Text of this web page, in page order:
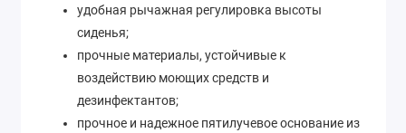
удобная рычажная регулировка высоты
сиденья;
прочные материалы, устойчивые к
воздействию моющих средств и
дезинфектантов;
прочное и надежное пятилучевое основание из